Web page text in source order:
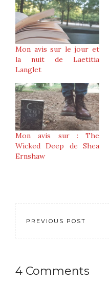
Mon avis sur le jour et
la nuit de Laetitia
Langlet
Mon avis sur : The
Wicked Deep de Shea
Ernshaw
PREVIOUS POST
4 Comments